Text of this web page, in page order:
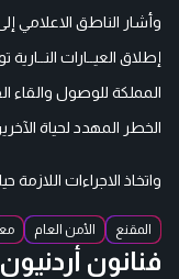
وأشار الناطق الاعلامي
إطلاق العيــارات
المملكة للوصول
الخطر المهدد لحياة
واتخاذ الاجراءات اللازمة
المقنع الأمن العام
فنانون